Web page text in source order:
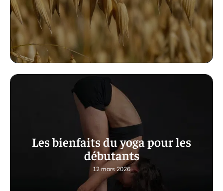
Les bienfaits du yoga pour les
débutants
12 mars 2026